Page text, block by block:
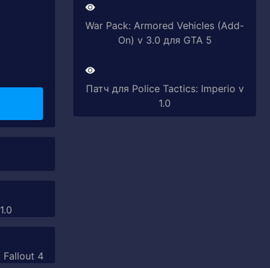
Fallout 4
War Pack: Armored Vehicles (Add-
On) v 3.0 для GTA 5
Патч для Police Tactics: Imperio v
1.0